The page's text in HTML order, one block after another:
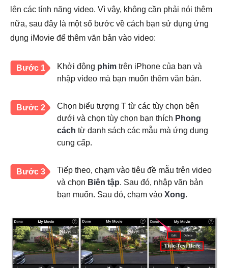
lên các tính năng video. Vì vậy, không cần phải nói thêm
nữa, sau đây là một số bước về cách bạn sử dụng ứng
dụng iMovie để thêm văn bản vào video:
Bước 1 Khởi động phim trên iPhone của bạn và
nhập video mà bạn muốn thêm văn bản.
Bước 2
Chọn biểu tượng T từ các tùy chọn bên
dưới và chọn tùy chọn bạn thích Phong
cách từ danh sách các mẫu mà ứng dụng
cung cấp.
Bước 3
Tiếp theo, chạm vào tiêu đề mẫu trên video
và chọn Biên tập. Sau đó, nhập văn bản
bạn muốn. Sau đó, chạm vào Xong.